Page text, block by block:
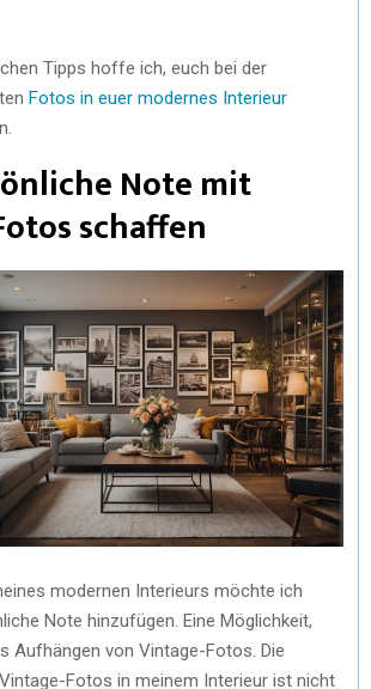
Tipps hoffe ich, euch bei der
Fotos in euer modernes Interieur
Note mit
schaffen
modernen Interieurs möchte ich
Note hinzufügen. Eine Möglichkeit,
Aufhängen von Vintage-Fotos. Die
Fotos in meinem Interieur ist nicht